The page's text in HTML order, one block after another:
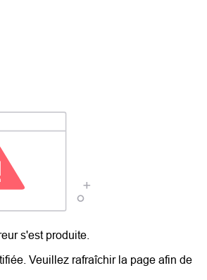
s'est produite.
Veuillez rafraîchir la page afin de